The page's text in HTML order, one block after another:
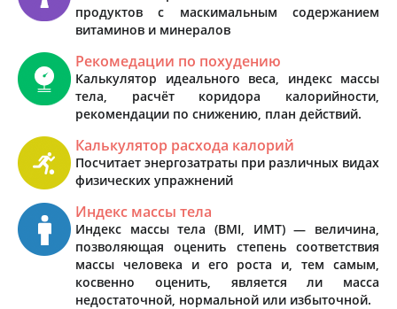
продуктов с маскимальным содержанием
витаминов и минералов
Рекомедации по похудению
Калькулятор идеального веса, индекс массы
тела, расчёт коридора калорийности,
рекомендации по снижению, план действий.
Калькулятор расхода калорий
Посчитает энергозатраты при различных видах
физических упражнений
Индекс массы тела
Индекс массы тела (BMI, ИМТ) — величина,
позволяющая оценить степень соответствия
массы человека и его роста и, тем самым,
косвенно оценить, является ли масса
недостаточной, нормальной или избыточной.